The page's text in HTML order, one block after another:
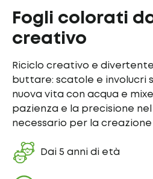
Fogli colorati
creativo
Riciclo creativo e
buttare: scatole e involucri
nuova vita con acqua e
pazienza e la precisione
necessario per la creazione
Dai 5 anni di età